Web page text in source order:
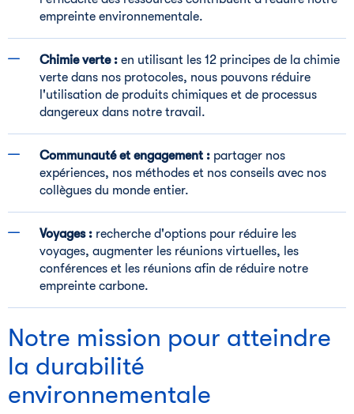
empreinte environnementale.
Chimie verte : en utilisant les 12 principes de la chimie
verte dans nos protocoles, nous pouvons réduire
l'utilisation de produits chimiques et de processus
dangereux dans notre travail.
Communauté et engagement : partager nos
expériences, nos méthodes et nos conseils avec nos
collègues du monde entier.
Voyages : recherche d'options pour réduire les
voyages, augmenter les réunions virtuelles, les
conférences et les réunions afin de réduire notre
empreinte carbone.
Notre mission pour atteindre
la durabilité
environnementale